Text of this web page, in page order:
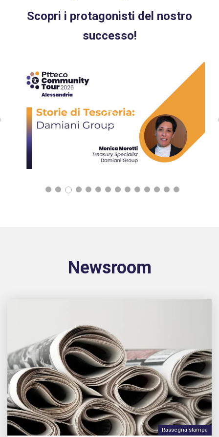
Scopri i protagonisti del nostro
successo!
Previous
Newsroom
Rassegna stampa